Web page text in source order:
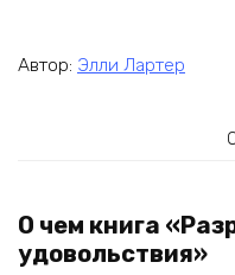
Автор: Элли Лартер
О чем книга
удовольствия»